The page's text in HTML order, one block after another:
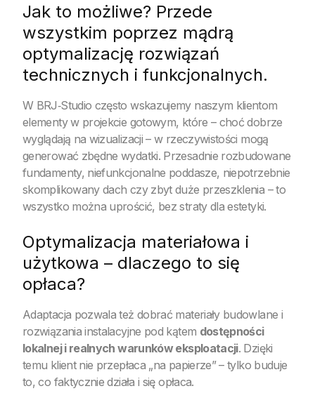
Jak to możliwe? Przede
wszystkim poprzez mądrą
optymalizację rozwiązań
technicznych i funkcjonalnych.
W BRJ‑Studio często wskazujemy naszym klientom
elementy w projekcie gotowym, które – choć dobrze
wyglądają na wizualizacji – w rzeczywistości mogą
generować zbędne wydatki. Przesadnie rozbudowane
fundamenty, niefunkcjonalne poddasze, niepotrzebnie
skomplikowany dach czy zbyt duże przeszklenia – to
wszystko można uprościć, bez straty dla estetyki.
Optymalizacja materiałowa i
użytkowa – dlaczego to się
opłaca?
Adaptacja pozwala też dobrać materiały budowlane i
rozwiązania instalacyjne pod kątem dostępności
lokalnej i realnych warunków eksploatacji. Dzięki
temu klient nie przepłaca „na papierze” – tylko buduje
to, co faktycznie działa i się opłaca.